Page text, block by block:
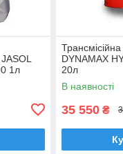
1л
DYNAMAX
20л
В наявності
35 550 ₴